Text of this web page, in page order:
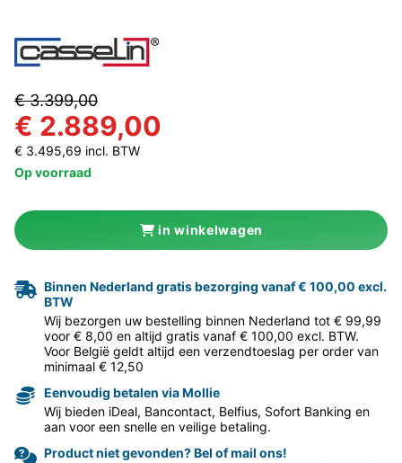
€ 3.399,00
€ 2.889,00
€ 3.495,69 incl. BTW
Op voorraad
in winkelwagen
Binnen Nederland gratis bezorging vanaf € 100,00 excl.
BTW
Wij bezorgen uw bestelling binnen Nederland tot € 99,99
voor € 8,00 en altijd gratis vanaf € 100,00 excl. BTW.
Voor België geldt altijd een verzendtoeslag per order van
minimaal € 12,50
Eenvoudig betalen via Mollie
Wij bieden iDeal, Bancontact, Belfius, Sofort Banking en
aan voor een snelle en veilige betaling.
Product niet gevonden? Bel of mail ons!